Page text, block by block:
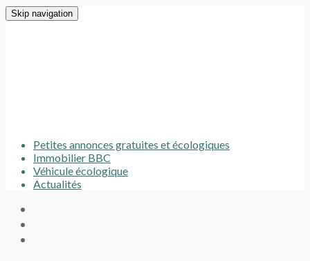
Skip navigation
Petites annonces gratuites et écologiques
Immobilier BBC
Véhicule écologique
Actualités